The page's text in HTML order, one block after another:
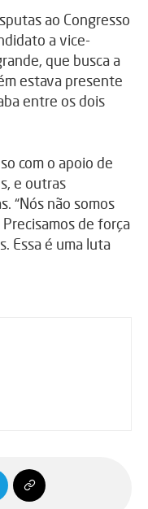
ao Congresso
a vice-
que busca a
estava presente
entre os dois
com o apoio de
e outras
“Nós não somos
de força
Essa é uma luta